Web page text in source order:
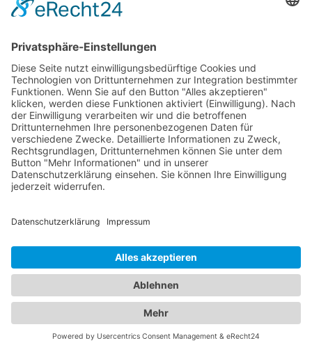
Alles unter einem Dach:
Informationen zu
Abschleppdiensten und Hotels
in einem Branchenportal
In unserem umfassenden Branchenportal finden
Sie nicht nur alle Informationen rund um
zuverlässige Abschleppdienste, sondern auch
detaillierte Einblicke in erstklassige Hotels. Wir
bieten Ihnen eine vielseitige Plattform, um sowohl
Ihre Mobilität im Straßenverkehr als auch Ihren
Wedemarkzu gewährleisten. Erfahren Sie mehr
Region. Unsere Datenbank enthält eine Auswahl
an professionellen Anbietern, die Ihnen im Falle
einer Fahrzeugpanne oder eines Unfalls schnell
und effizient helfen. Informieren Sie sich über ihre
Dienstleistungen, Erreichbarkeit und
Kundenerfahrungen, um die beste Wahl für Ihre